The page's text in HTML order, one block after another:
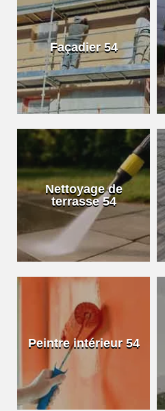
Façadier 54
Nettoyage de
terrasse 54
Peintre intérieur 54